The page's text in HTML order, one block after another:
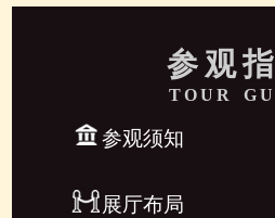
参观
TOUR
参观须知
展厅布局